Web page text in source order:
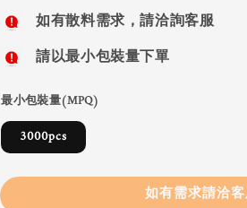
如有散料需求，請洽詢客服
請以最小包裝量下單
最小包裝量(MPQ)
3000pcs
如有需求請洽